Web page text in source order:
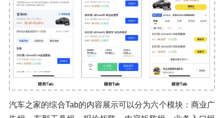
汽车之家的综合Tab的内容展示可以分为六个模块：商业广